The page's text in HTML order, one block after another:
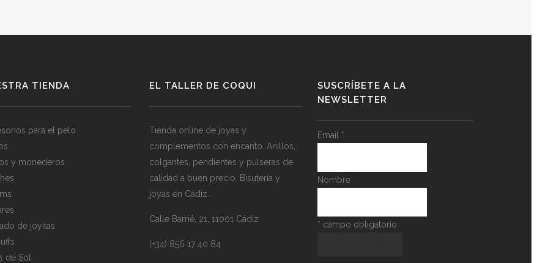
TIENDA
para el pelo
y monederos
de joyitas
de Sol
EL TALLER DE COQUI
Tienda online de joyas y
complementos con encanto. Anillos,
colgantes, pendientes y pulseras de
calidad a buen precio. Bisutería y
joyas en Cádiz.
Calle Barrié, 21, 11001 Cádiz
(+34) 856 17 40 84
SUSCRÍBETE A LA
NEWSLETTER
Email *
Nombre
* campo obligatorio